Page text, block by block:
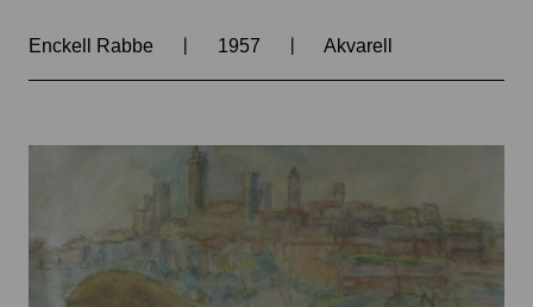
Enckell Rabbe | 1957 | Akvarell